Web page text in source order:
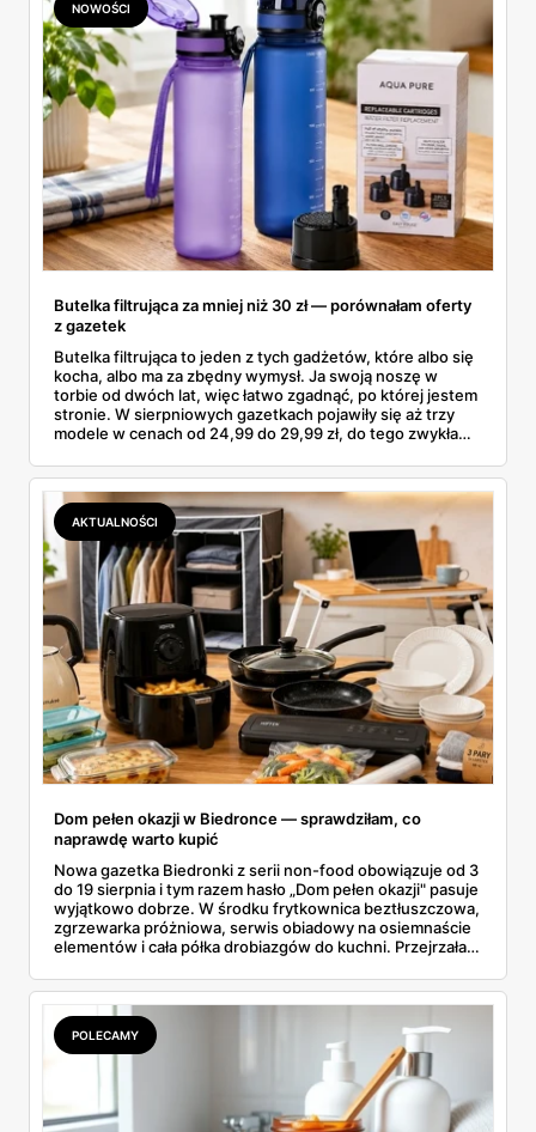
NOWOŚCI
Butelka filtrująca za mniej niż 30 zł — porównałam oferty
z gazetek
Butelka filtrująca to jeden z tych gadżetów, które albo się
kocha, albo ma za zbędny wymysł. Ja swoją noszę w
torbie od dwóch lat, więc łatwo zgadnąć, po której jestem
stronie. W sierpniowych gazetkach pojawiły się aż trzy
modele w cenach od 24,99 do 29,99 zł, do tego zwykła
wszystkie oferty i policzyłam, kiedy taki zakup faktycznie
się opłaca.
AKTUALNOŚCI
Dom pełen okazji w Biedronce — sprawdziłam, co
naprawdę warto kupić
Nowa gazetka Biedronki z serii non-food obowiązuje od 3
do 19 sierpnia i tym razem hasło „Dom pełen okazji" pasuje
wyjątkowo dobrze. W środku frytkownica beztłuszczowa,
zgrzewarka próżniowa, serwis obiadowy na osiemnaście
elementów i cała półka drobiazgów do kuchni. Przejrzałam
się przy półce z samego rana.
POLECAMY